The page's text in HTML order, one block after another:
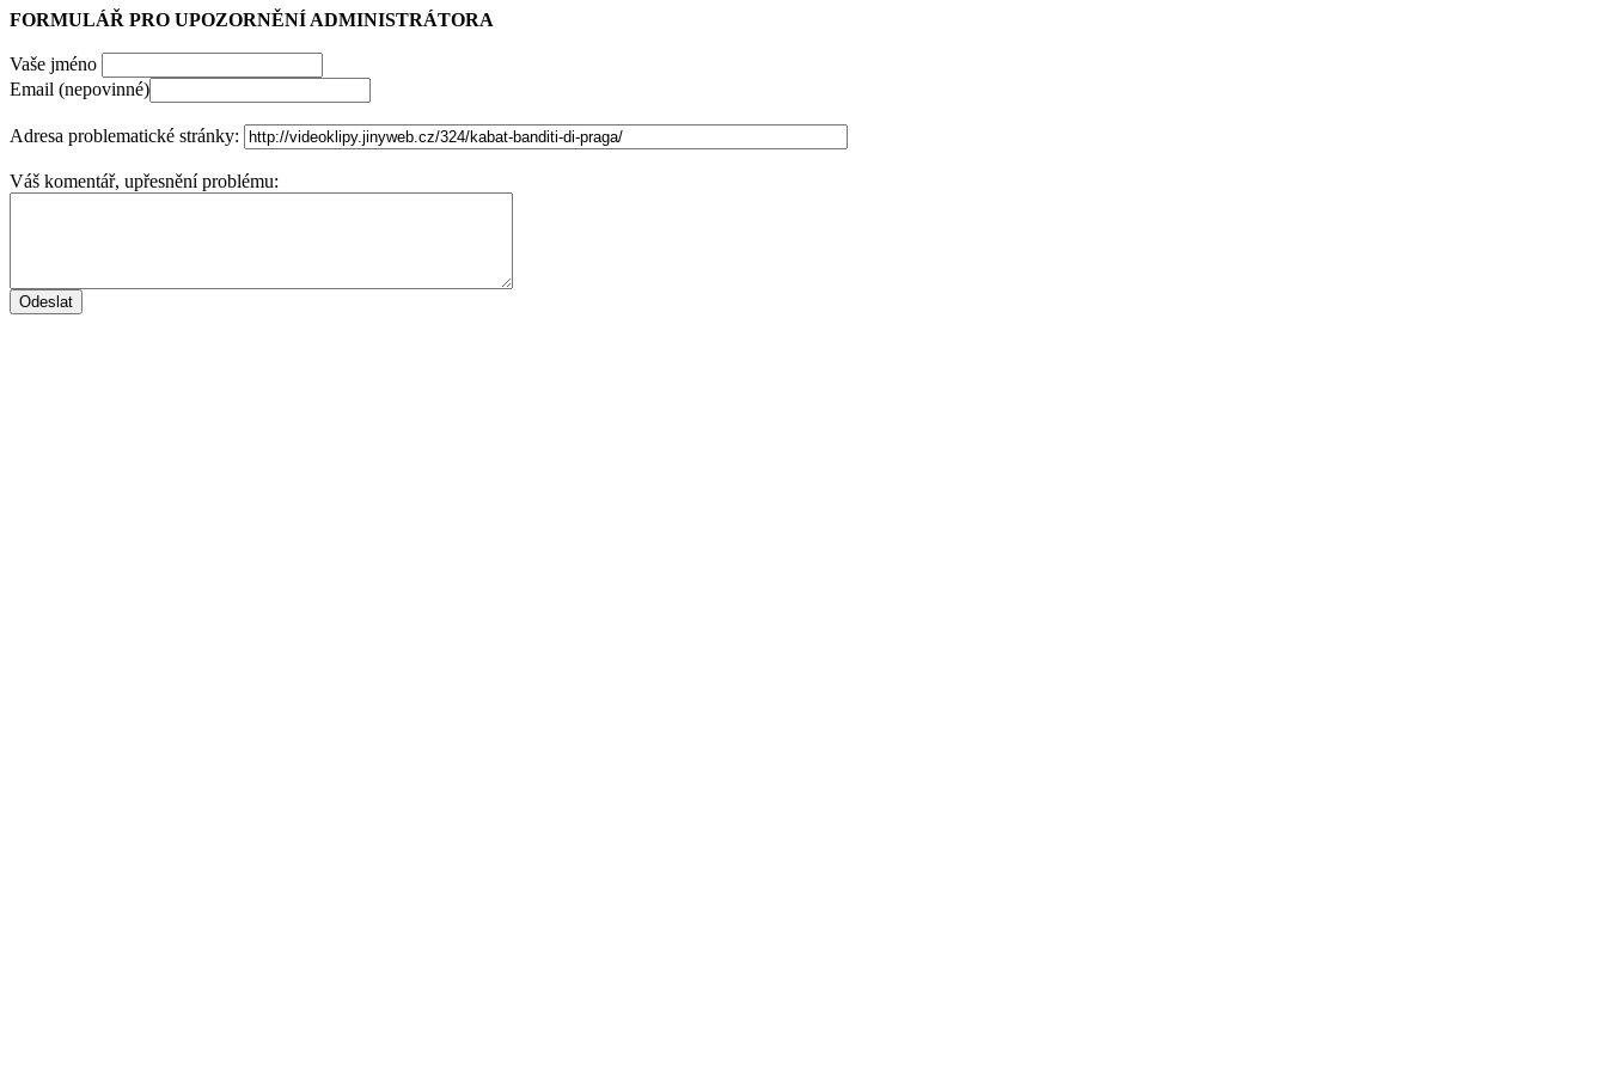
FORMULÁŘ PRO UPOZORNĚNÍ ADMINISTRÁTORA
Vaše jméno
Email (nepovinné)
Adresa problematické stránky:
Váš komentář, upřesnění problému: